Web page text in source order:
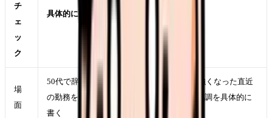
チ
ェ
ッ
ク
具体的に見ること
場
面
50代で辞めたい・あと10年をどう働くかが強くなった直近
の勤務を一つ選び、時間帯、相手、業務、体調を具体的に
書く